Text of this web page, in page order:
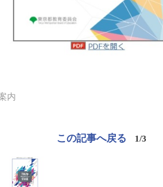
内
この記事へ戻る 1/3